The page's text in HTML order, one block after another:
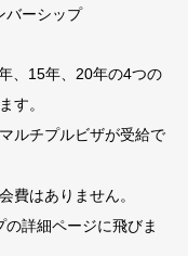
バーシップ
、15年、20年の4つの
す。
ルチプルビザが受給で
費はありません。
詳細ページに飛びま